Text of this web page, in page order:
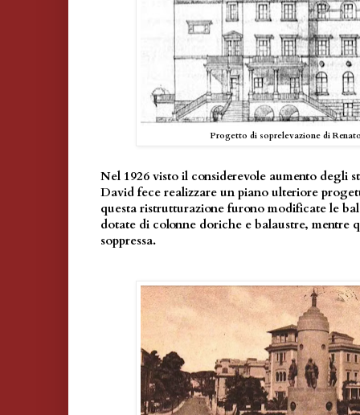
Progetto di soprelevazione di
Nel 1926 visto il considerevole aumento degli
David fece realizzare un piano ulteriore
questa ristrutturazione furono modificate le
dotate di colonne doriche e balaustre, mentre
soppressa.